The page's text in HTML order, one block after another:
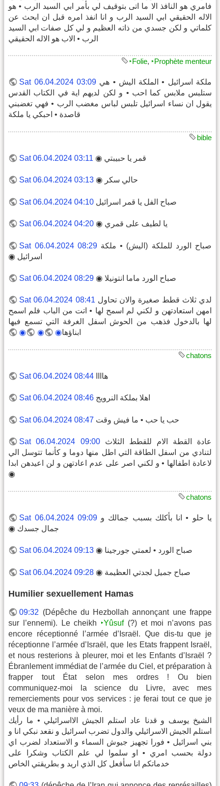
فامري هو النافذ الا ما اتى بتوقيف لي بأمر ابي السيد الرب • هو
الاله الحقيقي ابي السيد الرب و انا انفذ امره قبل ان ابحث عن
كلماتي و لكن جسدي من ذاته العظيم و لي كل صفات ابي السيد
الرب • الاب هو الاله الحقيقي
‣Folie, ‣Prophète menteur
Sat 06.04.2024 03:09 ملكة اسرائيل • الملكة اليش • هي
ستلبس ملابس كما احب • و لكن لديهم اية في الكتاب القدس
يقول ان نساء اسرائيل تلبس لباس مغضب الرب • فهي تغضبني
قاصدة • احبكي يا ملكة
bible
Sat 06.04.2024 03:11 قمر يا حبيبتي ◉
Sat 06.04.2024 03:13 حالي سكر ◉
Sat 06.04.2024 04:10 صباح الفل يا قمر اسرائيل
Sat 06.04.2024 04:20 يا لطيف على قمري ◉
Sat 06.04.2024 08:29 صباح الورد للملكة (اليش) • ملكة
اسرائيل ◉
Sat 06.04.2024 08:29 صباح الورد ماما انتونيلا ◉
Sat 06.04.2024 08:41 لدي ثلاث قطط صغيرة والان تحاول
امهن استعادتهن و لكني لم اسمح لها • اتت من الباب فلم اسمح
لها بالدخول فذهب من الحوش اسفل الغرفة التي تسمع فيها
ابناؤها◉
◉
◉
chatons
Sat 06.04.2024 08:44 هاااا
Sat 06.04.2024 08:46 اهلا بملكة النرويج
Sat 06.04.2024 08:47 حب يا حب • ما فيش وقت
Sat 06.04.2024 09:00
عادة القطة الام للقطط الثلاث
لتنادي من اسفل الطاقة التي اطل منها دوما و كأنما تتوسل الي
لاعادة اطفالها • و لكني اصر على عدم اعادتهن و لن اعيدهن ابدا
◉
chatons
Sat 06.04.2024 09:09 يا حلو • انا بأكلك بسبب جمالك و
جمال جسدك ◉
Sat 06.04.2024 09:13 صباح الورد • لعمتي جورجينا ◉
Sat 06.04.2024 09:28 صباح جميل لجدتي العظيمة ◉
Humilier sexuellement Hamas
09:32 (Dépêche du Hezbollah annonçant une frappe
sur l’ennemi). Le cheikh ‣Yûsuf(?) et moi n’avons pas
encore réceptionné l’armée d’Israël. Que dis-tu que je
réceptionne l’armée d’Israël, que les Etats frappent Israël,
et nous resterions à pleurer, moi et les Enfants d’Israël ?
Ébranlement immédiat de l’armée du Ciel, et préparation à
frapper tout État selon mes ordres ! Ou bien
communiquez-moi la science du Livre, avec mes
remerciements pour vos services : je ferai tout ce que je
veux de ma manière à moi.
الشيخ يوسف و قدنا عاد استلم الجيش الااسرائيلي • ما رأيك
استلم الجيش الاسرائيلي والدول تضرب اسرائيل و نقعد نبكي انا و
بني اسرائيل • فورا تجهيز جيوش السماء و الاستعداد لضرب اي
دولة بحسب امري • او سلموا لي علم الكتاب وشكرا على
خدماتكم انا سأفعل كل الذي اريد و بطريقتي الخاص